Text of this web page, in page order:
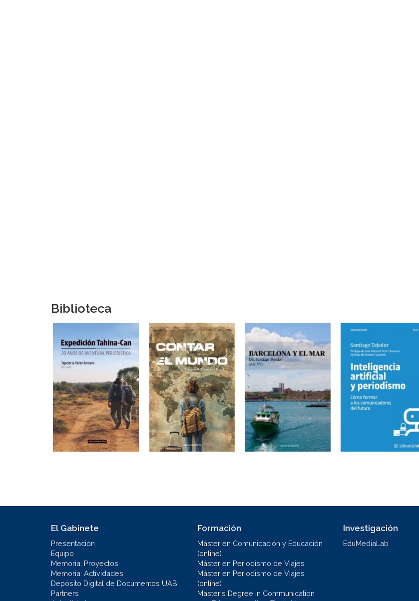
Biblioteca
El Gabinete
Presentación
Equipo
Memoria: Proyectos
Memoria: Actividades
Depósito Digital de Documentos UAB
Partners
Formación
Máster en Comunicación y Educación
(online)
Máster en Periodismo de Viajes
Máster en Periodismo de Viajes
(online)
Master's Degree in Communication
Investigación
EduMediaLab